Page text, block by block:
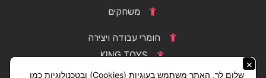
משחקים
חומרי עבודה ויצירה
KING TOYS
×
שלום לך, האתר משתמש בעוגיות (Cookies) ובטכנולוגיות כמו